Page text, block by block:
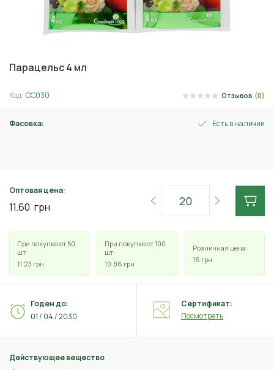
Парацельс 4 мл
Код: СС030 Отзывов (0)
Фасовка: Есть в наличии
Оптовая цена:
11.60 грн
При покупке от 50
шт:
11.23 грн
При покупке от 100
шт:
10.86 грн
Розничная цена:
16 грн
Действующее вещество
Годен до:
01 / 04 / 2030
Сертификат:
Посмотреть